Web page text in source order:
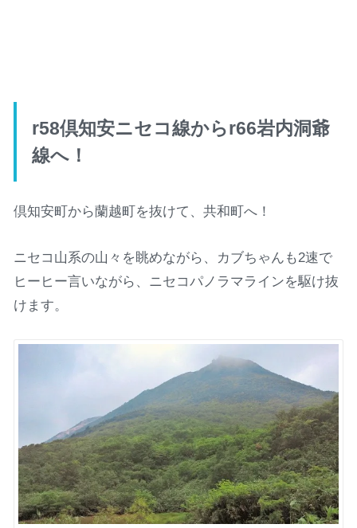
r58倶知安ニセコ線からr66岩内洞爺
線へ！
倶知安町から蘭越町を抜けて、共和町へ！
ニセコ山系の山々を眺めながら、カブちゃんも2速で
ヒーヒー言いながら、ニセコパノラマラインを駆け抜
けます。